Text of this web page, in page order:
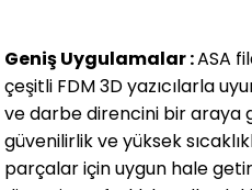
Geniş Uygulamalar :ASA
çeşitli FDM 3D yazıcılarla
ve darbe direncini bir araya
güvenilirlik ve yüksek
parçalar için uygun hale